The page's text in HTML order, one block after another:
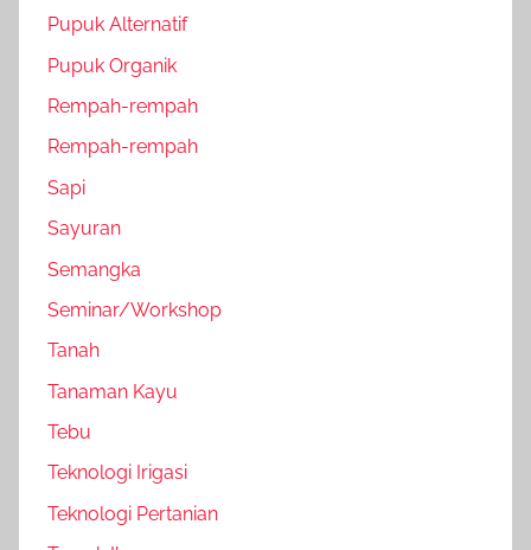
Pupuk Alternatif
Pupuk Organik
Rempah-rempah
Rempah-rempah
Sapi
Sayuran
Semangka
Seminar/Workshop
Tanah
Tanaman Kayu
Tebu
Teknologi Irigasi
Teknologi Pertanian